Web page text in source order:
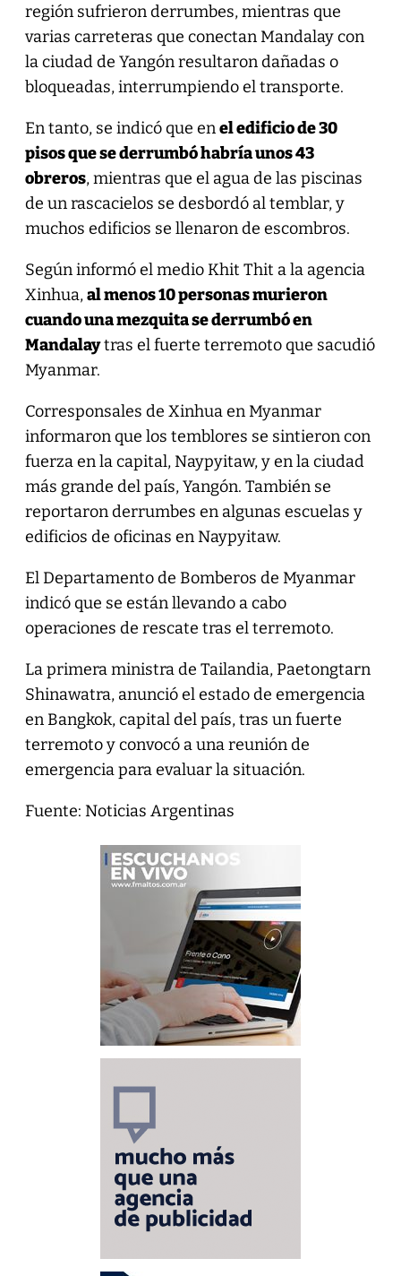
región sufrieron derrumbes, mientras que
varias carreteras que conectan Mandalay con
la ciudad de Yangón resultaron dañadas o
bloqueadas, interrumpiendo el transporte.
En tanto, se indicó que enel edificio de 30
pisos que se derrumbó habría unos 43
obreros, mientras que el agua de las piscinas
de un rascacielos se desbordó al temblar, y
muchos edificios se llenaron de escombros.
Según informó el medio Khit Thit a la agencia
Xinhua,al menos 10 personas murieron
cuando una mezquita se derrumbó en
Mandalaytras el fuerte terremoto que sacudió
Myanmar.
Corresponsales de Xinhua en Myanmar
informaron que los temblores se sintieron con
fuerza en la capital, Naypyitaw, y en la ciudad
más grande del país, Yangón. También se
reportaron derrumbes en algunas escuelas y
edificios de oficinas en Naypyitaw.
El Departamento de Bomberos de Myanmar
indicó que se están llevando a cabo
operaciones de rescate tras el terremoto.
La primera ministra de Tailandia, Paetongtarn
Shinawatra, anunció el estado de emergencia
en Bangkok, capital del país, tras un fuerte
terremoto y convocó a una reunión de
emergencia para evaluar la situación.
Fuente: Noticias Argentinas